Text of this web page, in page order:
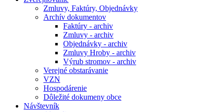
Zmluvy, Faktúry, Objednávky
Archív dokumentov
Faktúry - archiv
Zmluvy - archiv
Objednávky - archiv
Zmluvy Hroby - archiv
Výrub stromov - archiv
Verejné obstarávanie
VZN
Hospodárenie
Dôležité dokumeny obce
Návštevník